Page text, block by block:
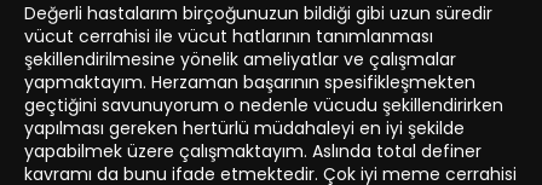
Değerli hastalarım birçoğunuzun bildiği gibi uzun süredir
vücut cerrahisi ile vücut hatlarının tanımlanması
şekillendirilmesine yönelik ameliyatlar ve çalışmalar
yapmaktayım. Herzaman başarının spesifikleşmekten
geçtiğini savunuyorum o nedenle vücudu şekillendirirken
yapılması gereken hertürlü müdahaleyi en iyi şekilde
yapabilmek üzere çalışmaktayım. Aslında total definer
kavramı da bunu ifade etmektedir. Çok iyi meme cerrahisi